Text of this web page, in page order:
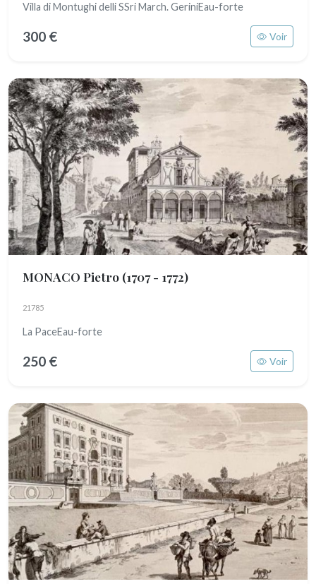
Villa di Montughi delli SSri March. GeriniEau-forte
300 € Voir
MONACO Pietro (1707 - 1772)
21785
La PaceEau-forte
250 € Voir